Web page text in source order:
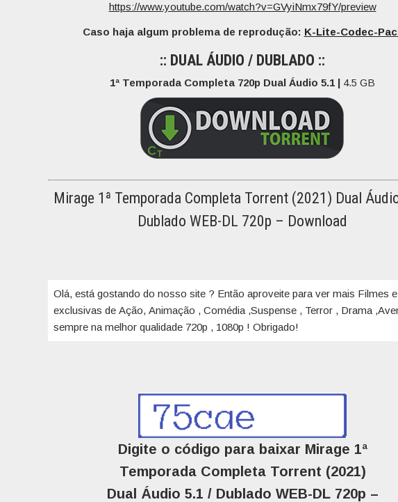
https://www.youtube.com/watch?v=GVyiNmx79fY/preview
Caso haja algum problema de reprodução: K-Lite-Codec-
:: DUAL ÁUDIO / DUBLADO ::
1ª Temporada Completa 720p Dual Áudio 5.1 | 4.5 GB
Mirage 1ª Temporada Completa Torrent (2021) Dual
Dublado WEB-DL 720p – Download
Olá, está gostando do nosso site ? Então aproveite para ver mais Filmes
exclusivas de Ação, Animação , Comédia ,Suspense , Terror , Drama
sempre na melhor qualidade 720p , 1080p ! Obrigado!
Digite o código para baixar Mirage 1ª
Temporada Completa Torrent (2021)
Dual Áudio 5.1 / Dublado WEB-DL 720p –